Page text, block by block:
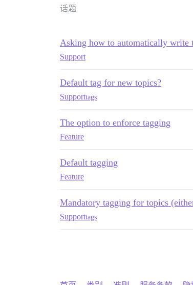
话题
Asking how to automatically write
Support
Default tag for new topics?
Supporttags
The option to enforce tagging
Feature
Default tagging
Feature
Mandatory tagging for topics
Supporttags